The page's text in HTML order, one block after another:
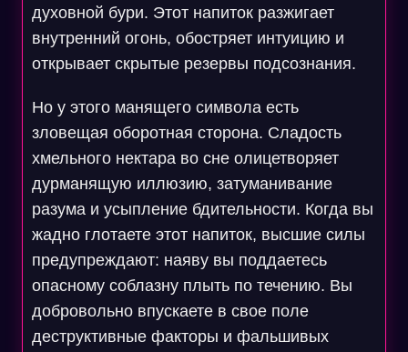
духовной бури. Этот напиток разжигает
внутренний огонь, обостряет интуицию и
открывает скрытые резервы подсознания.
Но у этого манящего символа есть
зловещая оборотная сторона. Сладость
хмельного нектара во сне олицетворяет
дурманящую иллюзию, затуманивание
разума и усыпление бдительности. Когда вы
жадно глотаете этот напиток, высшие силы
предупреждают: наяву вы поддаетесь
опасному соблазну плыть по течению. Вы
добровольно впускаете в свое поле
деструктивные факторы и фальшивых